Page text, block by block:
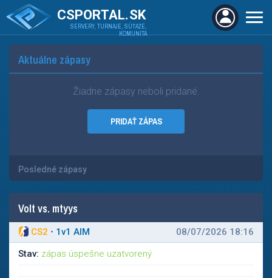
CSPORTAL.SK
SERVERY, TURNAJE, SÚŤAŽE,
KOMUNITA
Aktuálne zápasy
Žiadne zápasy neboli pridané.
PRIDAŤ ZÁPAS
Posledné zápasy
Volt vs. mtyys
CS2 • 1v1 AIM
08/07/2026 18:16
Stav: zápas úspešne uzatvorený